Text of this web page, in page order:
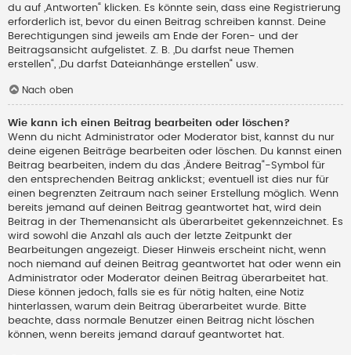
du auf „Antworten“ klicken. Es könnte sein, dass eine Registrierung
erforderlich ist, bevor du einen Beitrag schreiben kannst. Deine
Berechtigungen sind jeweils am Ende der Foren- und der
Beitragsansicht aufgelistet. Z. B. „Du darfst neue Themen
erstellen“, „Du darfst Dateianhänge erstellen“ usw.
Nach oben
Wie kann ich einen Beitrag bearbeiten oder löschen?
Wenn du nicht Administrator oder Moderator bist, kannst du nur
deine eigenen Beiträge bearbeiten oder löschen. Du kannst einen
Beitrag bearbeiten, indem du das „Ändere Beitrag“-Symbol für
den entsprechenden Beitrag anklickst; eventuell ist dies nur für
einen begrenzten Zeitraum nach seiner Erstellung möglich. Wenn
bereits jemand auf deinen Beitrag geantwortet hat, wird dein
Beitrag in der Themenansicht als überarbeitet gekennzeichnet. Es
wird sowohl die Anzahl als auch der letzte Zeitpunkt der
Bearbeitungen angezeigt. Dieser Hinweis erscheint nicht, wenn
noch niemand auf deinen Beitrag geantwortet hat oder wenn ein
Administrator oder Moderator deinen Beitrag überarbeitet hat.
Diese können jedoch, falls sie es für nötig halten, eine Notiz
hinterlassen, warum dein Beitrag überarbeitet wurde. Bitte
beachte, dass normale Benutzer einen Beitrag nicht löschen
können, wenn bereits jemand darauf geantwortet hat.